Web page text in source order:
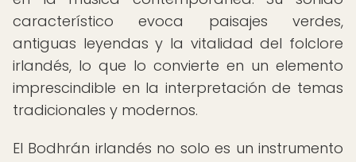
característico evoca paisajes verdes,
antiguas leyendas y la vitalidad del folclore
irlandés, lo que lo convierte en un elemento
imprescindible en la interpretación de temas
tradicionales y modernos.
El Bodhrán irlandés no solo es un instrumento